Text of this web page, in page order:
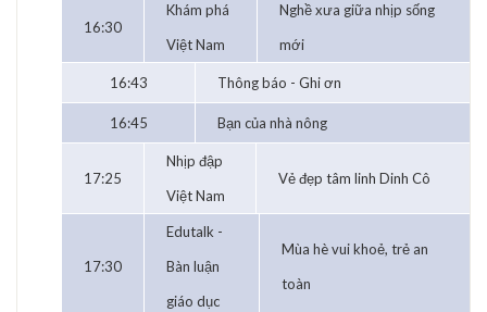
16:30
Khám phá
Việt Nam
Nghề xưa giữa nhịp sống
mới
16:43 Thông báo - Ghi ơn
16:45 Bạn của nhà nông
17:25
Nhịp đập
Việt Nam
Vẻ đẹp tâm linh Dinh Cô
17:30
Edutalk -
Bàn luận
giáo dục
Mùa hè vui khoẻ, trẻ an
toàn